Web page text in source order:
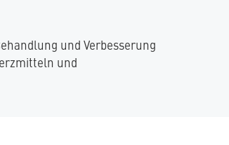
und Verbesserung
und